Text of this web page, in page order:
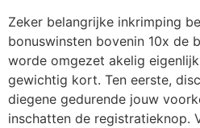
Zeker belangrijke inkrimping
bonuswinsten bovenin 10x de
worde omgezet akelig
gewichtig kort. Ten eerste,
diegene gedurende jouw
inschatten de registratieknop.